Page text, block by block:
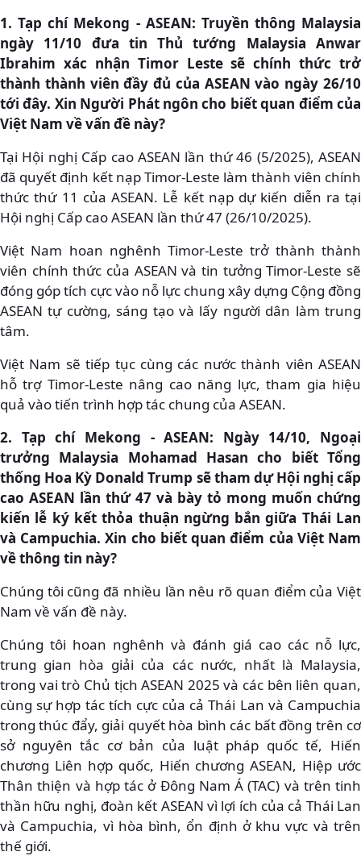
1. Tạp chí Mekong - ASEAN: Truyền thông Malaysia
ngày 11/10 đưa tin Thủ tướng Malaysia Anwar
Ibrahim xác nhận Timor Leste sẽ chính thức trở
thành thành viên đầy đủ của ASEAN vào ngày 26/10
tới đây. Xin Người Phát ngôn cho biết quan điểm của
Việt Nam về vấn đề này?
Tại Hội nghị Cấp cao ASEAN lần thứ 46 (5/2025), ASEAN
đã quyết định kết nạp Timor-Leste làm thành viên chính
thức thứ 11 của ASEAN. Lễ kết nạp dự kiến diễn ra tại
Hội nghị Cấp cao ASEAN lần thứ 47 (26/10/2025).
Việt Nam hoan nghênh Timor-Leste trở thành thành
viên chính thức của ASEAN và tin tưởng Timor-Leste sẽ
đóng góp tích cực vào nỗ lực chung xây dựng Cộng đồng
ASEAN tự cường, sáng tạo và lấy người dân làm trung
tâm.
Việt Nam sẽ tiếp tục cùng các nước thành viên ASEAN
hỗ trợ Timor-Leste nâng cao năng lực, tham gia hiệu
quả vào tiến trình hợp tác chung của ASEAN.
2. Tạp chí Mekong - ASEAN: Ngày 14/10, Ngoại
trưởng Malaysia Mohamad Hasan cho biết Tổng
thống Hoa Kỳ Donald Trump sẽ tham dự Hội nghị cấp
cao ASEAN lần thứ 47 và bày tỏ mong muốn chứng
kiến lễ ký kết thỏa thuận ngừng bắn giữa Thái Lan
và Campuchia. Xin cho biết quan điểm của Việt Nam
về thông tin này?
Chúng tôi cũng đã nhiều lần nêu rõ quan điểm của Việt
Nam về vấn đề này.
Chúng tôi hoan nghênh và đánh giá cao các nỗ lực,
trung gian hòa giải của các nước, nhất là Malaysia,
trong vai trò Chủ tịch ASEAN 2025 và các bên liên quan,
cùng sự hợp tác tích cực của cả Thái Lan và Campuchia
trong thúc đẩy, giải quyết hòa bình các bất đồng trên cơ
sở nguyên tắc cơ bản của luật pháp quốc tế, Hiến
chương Liên hợp quốc, Hiến chương ASEAN, Hiệp ước
Thân thiện và hợp tác ở Đông Nam Á (TAC) và trên tinh
thần hữu nghị, đoàn kết ASEAN vì lợi ích của cả Thái Lan
và Campuchia, vì hòa bình, ổn định ở khu vực và trên
thế giới.